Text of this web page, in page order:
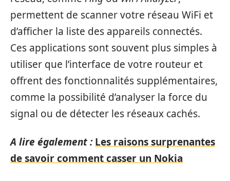
permettent de scanner votre réseau WiFi et
d’afficher la liste des appareils connectés.
Ces applications sont souvent plus simples à
utiliser que l’interface de votre routeur et
offrent des fonctionnalités supplémentaires,
comme la possibilité d’analyser la force du
signal ou de détecter les réseaux cachés.
A lire également : Les raisons surprenantes
de savoir comment casser un Nokia